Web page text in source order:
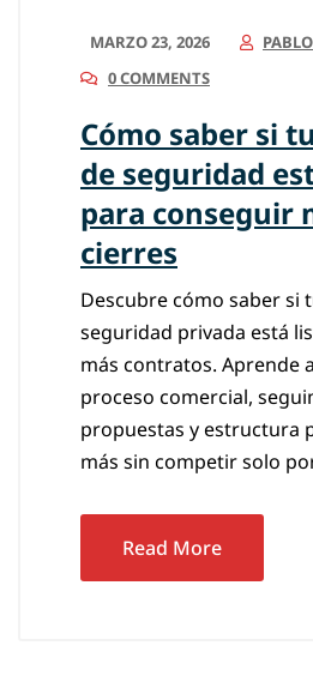
MARZO 23, 2026
0 COMMENTS
Cómo saber si
de seguridad
para conseguir
cierres
Descubre cómo saber si
seguridad privada está
más contratos. Aprende
proceso comercial,
propuestas y estructura
más sin competir solo
Read More